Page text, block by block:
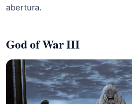
abertura.
God of War III